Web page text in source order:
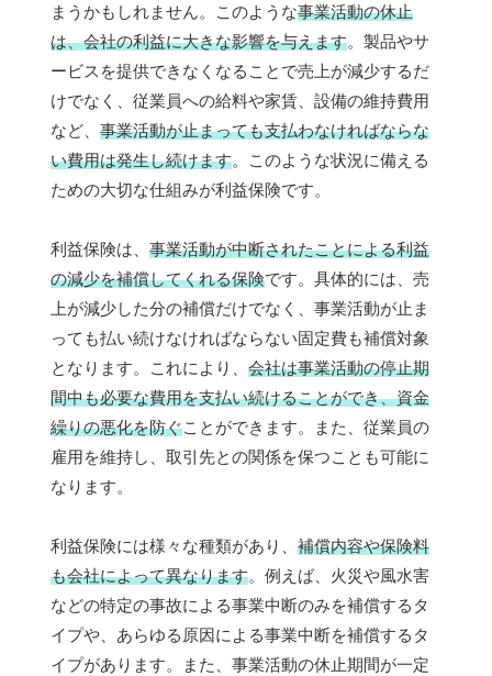
まうかもしれません。このような事業活動の休止
は、会社の利益に大きな影響を与えます。製品やサ
ービスを提供できなくなることで売上が減少するだ
けでなく、従業員への給料や家賃、設備の維持費用
など、 事業活動が止まっても支払わなければならな
い費用は発生し続けます。このような状況に備える
ための大切な仕組みが利益保険です。
利益保険は、 事業活動が中断されたことによる利益
の減少を補償してくれる保険です。具体的には、売
上が減少した分の補償だけでなく、事業活動が止ま
っても払い続けなければならない固定費も補償対象
となります。これにより、 会社は事業活動の停止期
間中も必要な費用を支払い続けることができ、資金
繰りの悪化を防ぐことができます。また、従業員の
雇用を維持し、取引先との関係を保つことも可能に
なります。
利益保険には様々な種類があり、 補償内容や保険料
も会社によって異なります。例えば、火災や風水害
などの特定の事故による事業中断のみを補償するタ
イプや、あらゆる原因による事業中断を補償するタ
イプがあります。また、事業活動の休止期間が一定